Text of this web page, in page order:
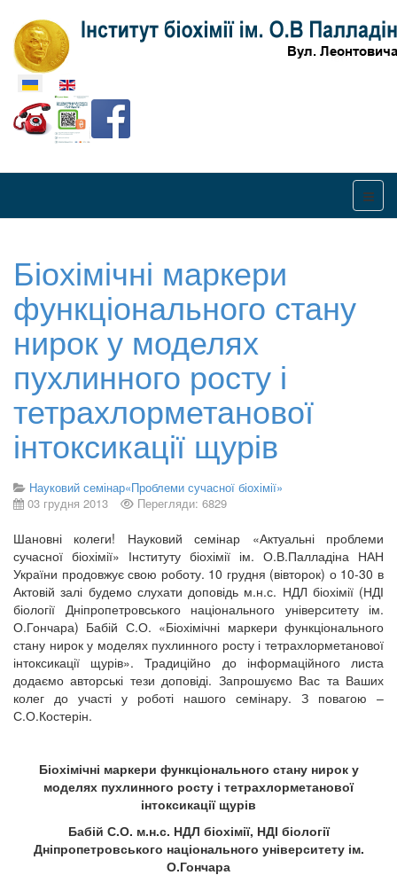
Оберіть свою мову
Біохімічні маркери
функціонального стану
нирок у моделях
пухлинного росту і
тетрахлорметанової
інтоксикації щурів
Науковий семінар«Проблеми сучасної біохімії»
03 грудня 2013
Перегляди: 6829
Шановні колеги! Науковий семінар «Актуальні проблеми
сучасної біохімії» Інституту біохімії ім. О.В.Палладіна НАН
України продовжує свою роботу. 10 грудня (вівторок) о 10-30 в
Актовій залі будемо слухати доповідь м.н.с. НДЛ біохімії (НДІ
біології Дніпропетровського національного університету ім.
О.Гончара) Бабій С.О. «Біохімічні маркери функціонального
стану нирок у моделях пухлинного росту і тетрахлорметанової
інтоксикації щурів». Традиційно до інформаційного листа
додаємо авторські тези доповіді. Запрошуємо Вас та Ваших
колег до участі у роботі нашого семінару. З повагою –
С.О.Костерін.
Біохімічні маркери функціонального стану нирок у
моделях пухлинного росту і тетрахлорметанової
інтоксикації щурів
Бабій С.О. м.н.с. НДЛ біохімії, НДІ біології
Дніпропетровського національного університету ім.
О.Гончара